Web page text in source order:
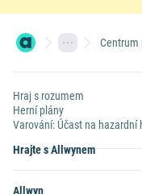
Centrum
Hraj s rozumem
Herní plány
Varování: Účast na
Hrajte s Allwynem
Allwyn